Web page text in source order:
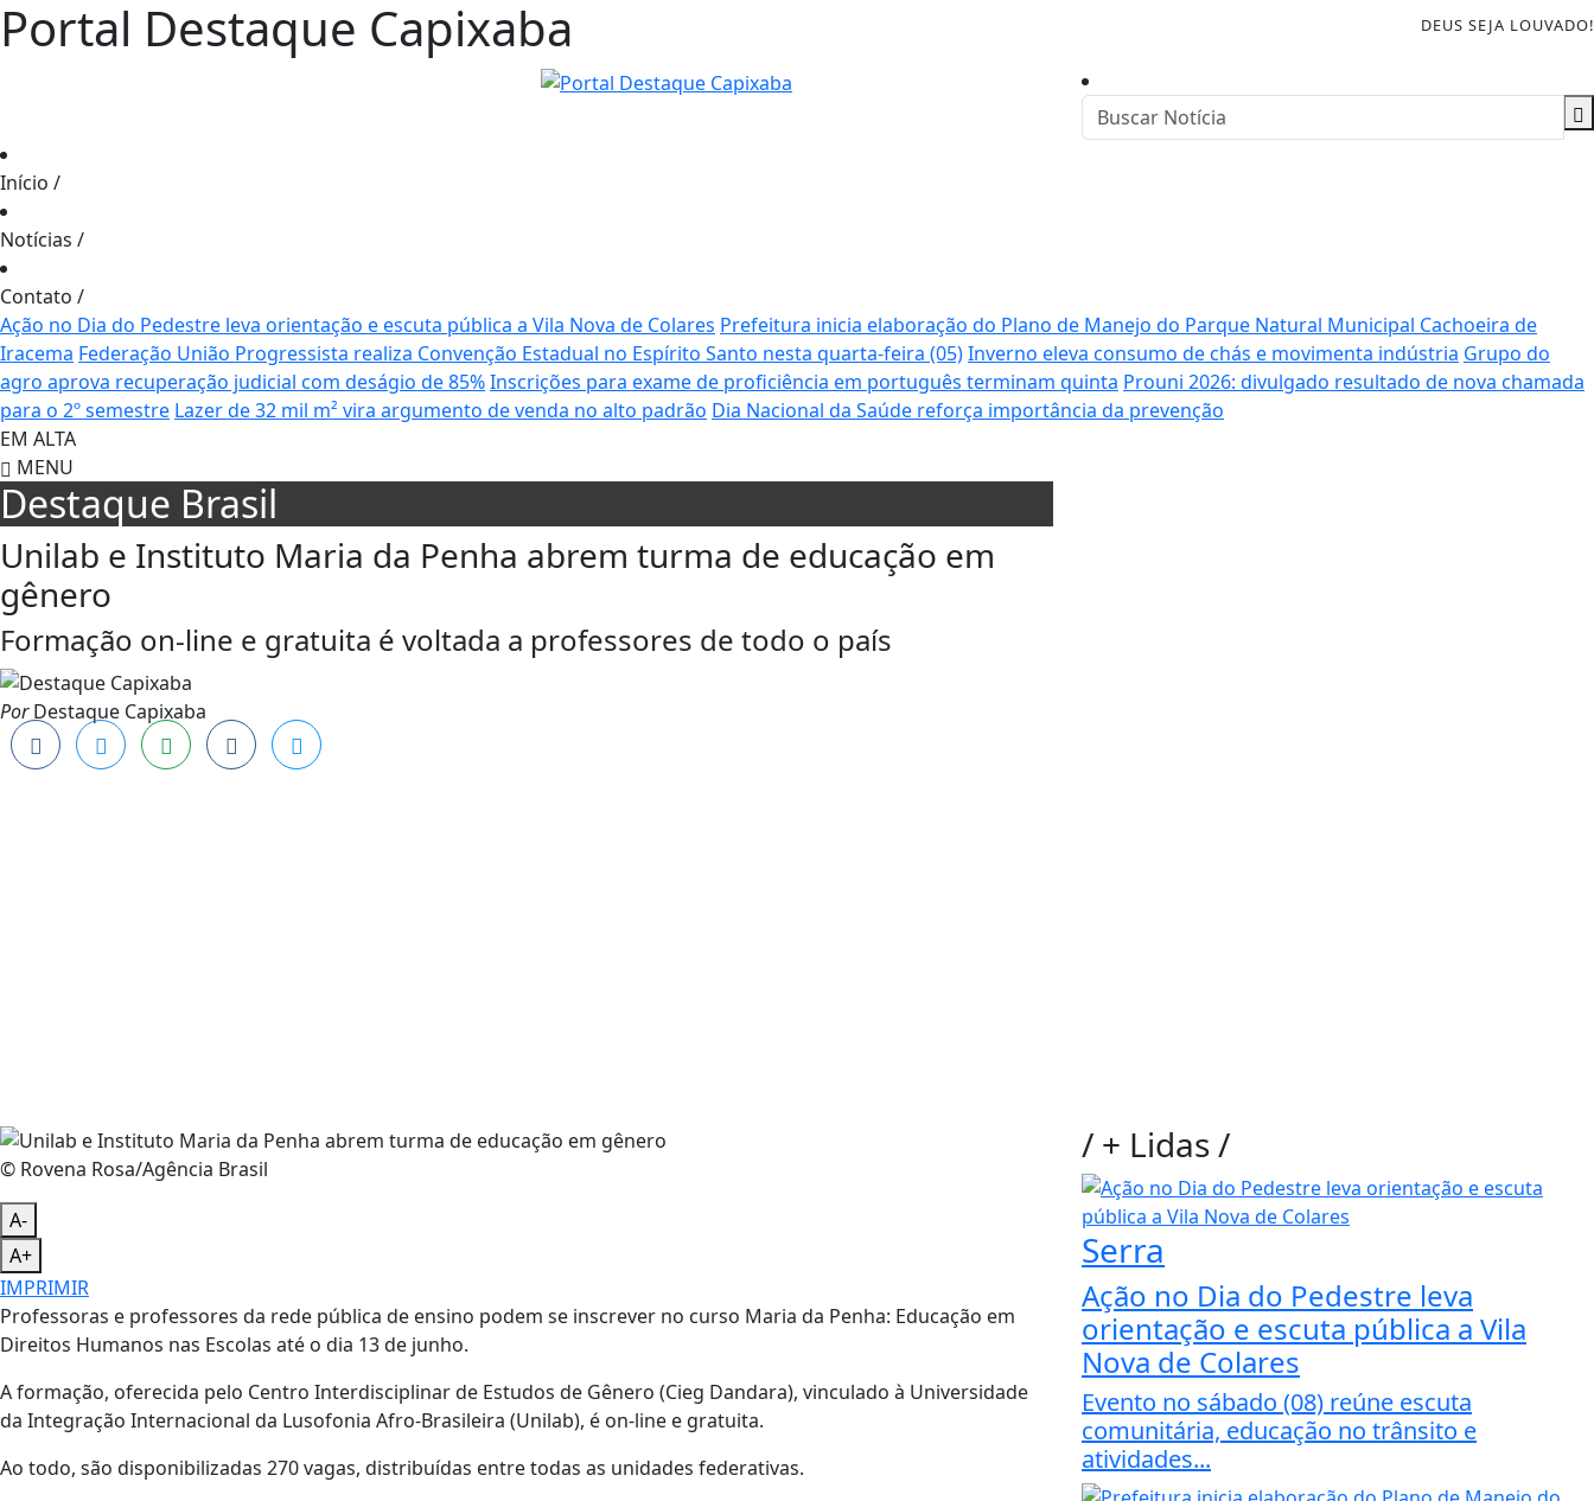
Portal Destaque Capixaba DEUS SEJA LOUVADO!
Início /
Notícias /
Contato /
Ação no Dia do Pedestre leva orientação e escuta pública a Vila Nova de Colares Prefeitura inicia elaboração do Plano de Manejo do Parque Natural Municipal Cachoeira de
Iracema Federação União Progressista realiza Convenção Estadual no Espírito Santo nesta quarta-feira (05)Inverno eleva consumo de chás e movimenta indústria Grupo do
agro aprova recuperação judicial com deságio de 85%Inscrições para exame de proficiência em português terminam quinta Prouni 2026: divulgado resultado de nova chamada
para o 2º semestre Lazer de 32 mil m² vira argumento de venda no alto padrão Dia Nacional da Saúde reforça importância da prevenção
EM ALTA
MENU
Destaque Brasil
Unilab e Instituto Maria da Penha abrem turma de educação em
gênero
Formação on-line e gratuita é voltada a professores de todo o país
PorDestaque Capixaba
© Rovena Rosa/Agência Brasil
A-
A+
IMPRIMIR
Professoras e professores da rede pública de ensino podem se inscrever no curso Maria da Penha: Educação em
Direitos Humanos nas Escolas até o dia 13 de junho.
A formação, oferecida pelo Centro Interdisciplinar de Estudos de Gênero (Cieg Dandara), vinculado à Universidade
da Integração Internacional da Lusofonia Afro-Brasileira (Unilab), é on-line e gratuita.
Ao todo, são disponibilizadas 270 vagas, distribuídas entre todas as unidades federativas.
/ + Lidas/
Serra
Ação no Dia do Pedestre leva
orientação e escuta pública a Vila
Nova de Colares
Evento no sábado (08) reúne escuta
comunitária, educação no trânsito e
atividades...